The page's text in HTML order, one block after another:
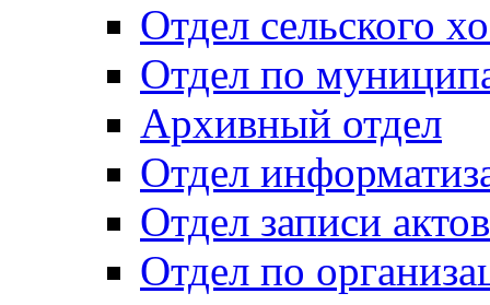
Отдел сельского
Отдел по
Архивный отдел
Отдел
Отдел записи
Отдел по